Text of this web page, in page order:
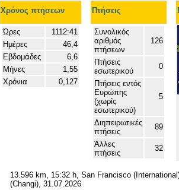
Χρόνος πτήσεων Πτήσεις
Ώρες
1112:41
Ημέρες
46,4
Εβδομάδες
6,6
Μήνες
1,55
Χρόνια
0,127
Συνολικός
αριθμός
πτήσεων
126
Πτήσεις
εσωτερικού
0
Πτήσεις εντός
Ευρώπης
(χωρίς
εσωτερικού)
5
Διηπειρωτικές
πτήσεις
89
Άλλες
πτήσεις
32
13.596 km, 15:32 h, San Francisco
(Changi), 31.07.2026